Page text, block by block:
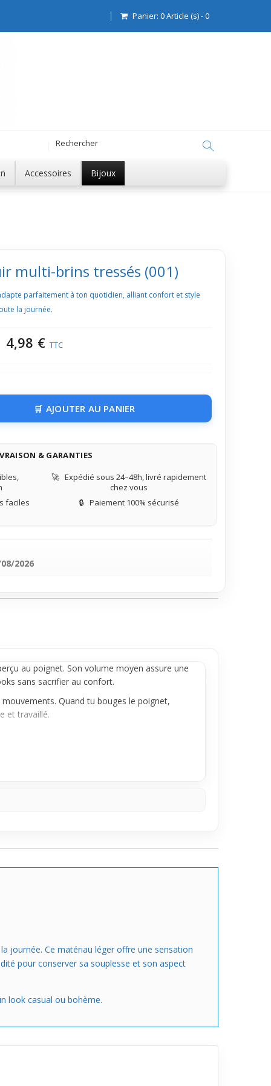
Panier: 0Article (s)-0
Accessoires Bijoux
multi-brins tressés (001)
parfaitement à ton quotidien, alliant confort et style
la journée.
4,98 € TTC
AJOUTER AU PANIER
& GARANTIES
🚀 Expédié sous 24–48h, livré rapidement
chez vous
faciles
🔒 Paiement 100% sécurisé
2026
au poignet. Son volume moyen assure une
sans sacrifier au confort.
Quand tu bouges le poignet,
et travaillé.
journée. Ce matériau léger offre une sensation
pour conserver sa souplesse et son aspect
look casual ou bohème.